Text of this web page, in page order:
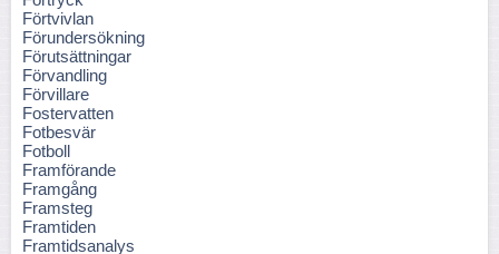
Förtvivlan
Förundersökning
Förutsättningar
Förvandling
Förvillare
Fostervatten
Fotbesvär
Fotboll
Framförande
Framgång
Framsteg
Framtiden
Framtidsanalys